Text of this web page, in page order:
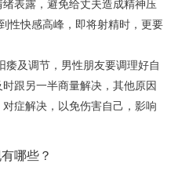
表露，避免给丈夫造成精神压
性快感高峰，即将射精时，更要
及调节，男性朋友要调理好自
跟另一半商量解决，其他原因
症解决，以免伤害自己，影响
哪些？